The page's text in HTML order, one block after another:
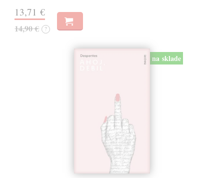
13,71 €
14,90 € ?
na sklade